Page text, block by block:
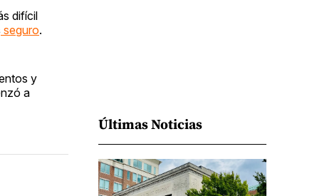
difícil
seguro.
y
a
Últimas Noticias